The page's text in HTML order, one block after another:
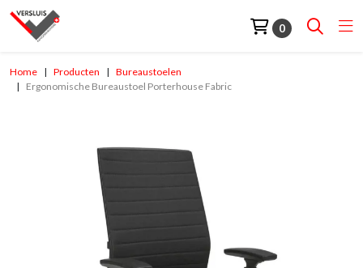
0
Home Producten
Bureaustoelen
Ergonomische Bureaustoel Porterhouse Fabric